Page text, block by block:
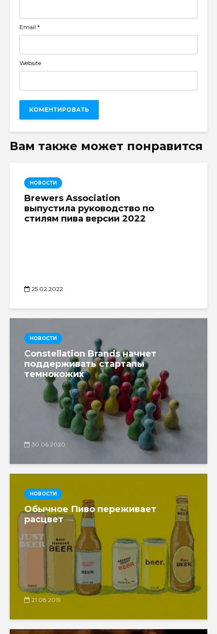
Email *
Website
Вам также может понравится
НОВОСТИ
Brewers Association
выпустила руководство по
стилям пива версии 2022
25.02.2022
НОВОСТИ
Constellation Brands начнет
поддерживать стартапы
темнокожих
30.06.2020
НОВОСТИ
Обычное Пиво переживает
расцвет
21.08.2019